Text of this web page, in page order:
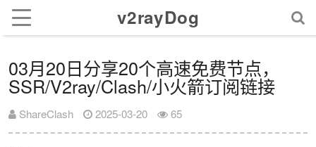
v2rayDog
03月20日分享20个高速免费节点，
SSR/V2ray/Clash/小火箭订阅链接
ShareClash 2025-03-20 65